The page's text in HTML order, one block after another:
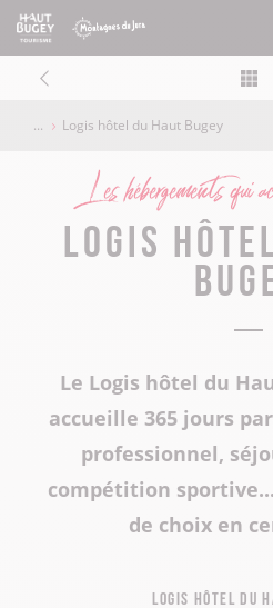
Logis hôtel du Haut Bugey
Les hébergements qui
Logis
Le Logis hôtel du
accueille 365 jours
professionnel,
compétition
de choix en
Logis hôtel du